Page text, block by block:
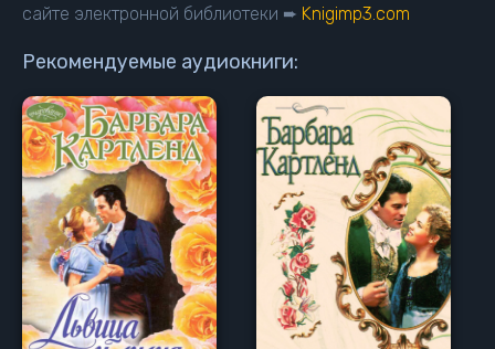
сайте электронной библиотеки ➨ Knigimp3.com
Рекомендуемые аудиокниги: